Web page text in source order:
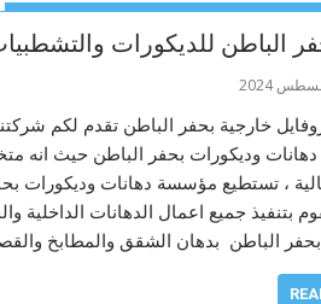
للديكورات والتشطبيات
خارجية بحفر الباطن تقدم لكم
وديكورات بحفر الباطن حيث انه
، تستطيع مؤسسة دهانات وديكورات
بتنفيذ جميع اعمال الدهانات
الباطن بدهان الشقق والمطابخ